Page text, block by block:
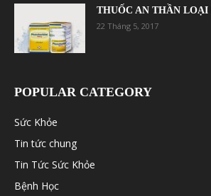
THUỐC AN THẦN LOẠI
22 Tháng 5, 2017
POPULAR CATEGORY
Sức Khỏe
Tin tức chung
Tin Tức Sức Khỏe
Bệnh Học